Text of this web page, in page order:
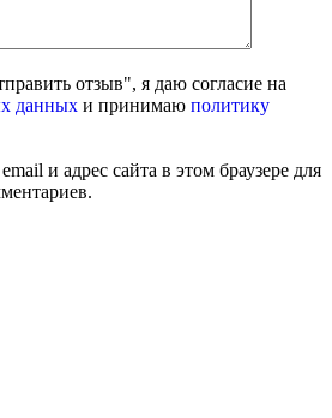
отзыв", я даю согласие на
данных и принимаю политику
и адрес сайта в этом браузере для